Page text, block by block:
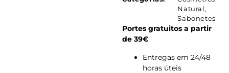
Natural,
Sabonetes
Portes gratuitos a partir
de 39€
Entregas em 24/48
horas úteis